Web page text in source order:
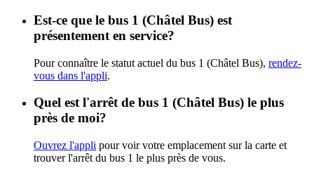
Est-ce que le bus 1 (Châtel Bus) est
présentement en service?
Pour connaître le statut actuel du bus 1 (Châtel Bus), rendez-
vous dans l'appli.
Quel est l'arrêt de bus 1 (Châtel Bus) le plus
près de moi?
Ouvrez l'appli pour voir votre emplacement sur la carte et
trouver l'arrêt du bus 1 le plus près de vous.